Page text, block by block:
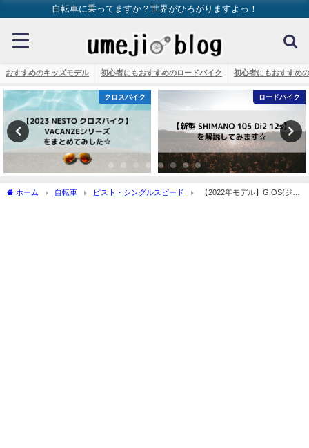
自転車に乗ってますか？世界がひろがりますよっ！
おすすめのキッズモデル 初心者にもおすすめのロードバイク 初心者にもおすすめ
クロスバイク ロードバイク
ホーム 自転車 ピスト・シングルスピード
【2022年モデル】GIOS(ジオ